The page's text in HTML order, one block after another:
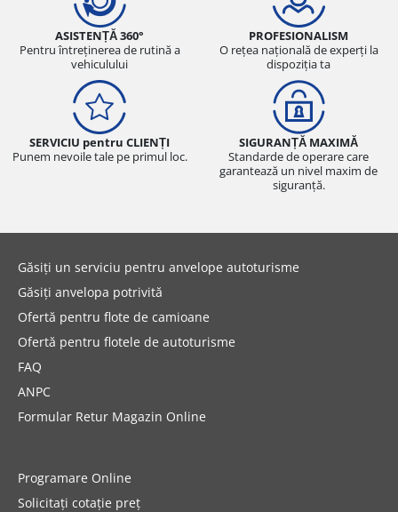
ASISTENȚĂ 360°
Pentru întreținerea de rutină a
vehiculului
PROFESIONALISM
O rețea națională de experți la
dispoziția ta
SERVICIU pentru CLIENȚI
Punem nevoile tale pe primul loc.
SIGURANȚĂ MAXIMĂ
Standarde de operare care
garantează un nivel maxim de
siguranță.
Găsiți un serviciu pentru anvelope autoturisme
Găsiți anvelopa potrivită
Ofertă pentru flote de camioane
Ofertă pentru flotele de autoturisme
FAQ
ANPC
Formular Retur Magazin Online
Programare Online
Solicitați cotație preț